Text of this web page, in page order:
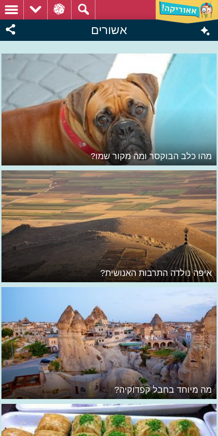
אשורים
מהו כלב הבוקסר ומה מקור שמו?
איפה נולדה התרבות האנושית?
מה מיוחד בחבל קפדוקיה?